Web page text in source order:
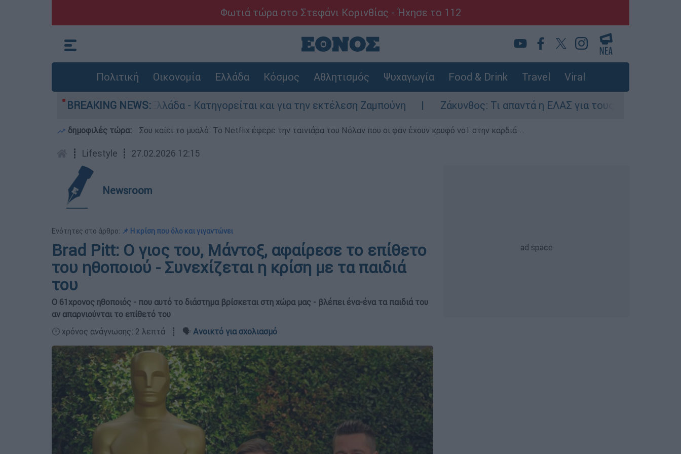
Φωτιά τώρα στο Στεφάνι Κορινθίας - Ήχησε το 112
Πολιτική Οικονομία Ελλάδα Κόσμος Αθλητισμός Ψυχαγωγία Food & Drink Travel Viral
BREAKING NEWS:
στην Ελλάδα - Κατηγορείται και για την εκτέλεση Ζαμπούνη Ζάκυνθος: Τι απαντά η ΕΛΑΣ για τους 8 βιασμούς
δημοφιλές τώρα: Σου καίει το μυαλό: Το Netflix έφερε την ταινιάρα του Νόλαν που οι φαν έχουν κρυφό νο1 στην καρδιά...
┋ Lifestyle ┋ 27.02.2026 12:15
Newsroom
Ενότητες στο άρθρο: 📌 Η κρίση που όλο και γιγαντώνει
Brad Pitt: Ο γιος του, Μάντοξ, αφαίρεσε το επίθετο
του ηθοποιού - Συνεχίζεται η κρίση με τα παιδιά
του
Ο 61χρονος ηθοποιός - που αυτό το διάστημα βρίσκεται στη χώρα μας - βλέπει ένα-ένα τα παιδιά του
αν απαρνιούνται το επίθετό του
🕛 χρόνος ανάγνωσης: 2 λεπτά ┋ 🗣️ Ανοικτό για σχολιασμό